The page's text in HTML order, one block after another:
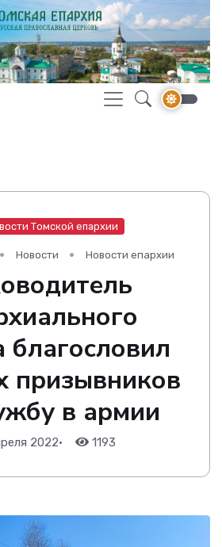
Томской епархии
Новости Новости епархии
благословил
призывников
в армии
2022• 1193